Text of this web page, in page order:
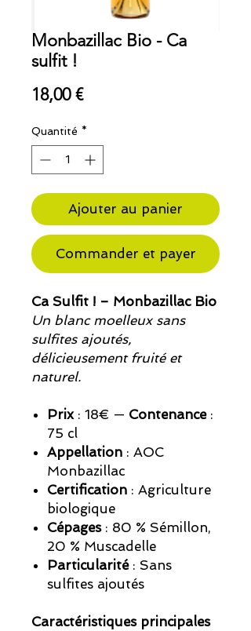
Monbazillac Bio - Ca
sulfit !
18,00 €Prix
Quantité *
Ajouter au panier
Commander et payer
Ca Sulfit ! – Monbazillac Bio
Un blanc moelleux sans
sulfites ajoutés,
délicieusement fruité et
naturel.
Prix: 18€ — Contenance:
75 cl
Appellation : AOC
Monbazillac
Certification : Agriculture
biologique
Cépages: 80 % Sémillon,
20 % Muscadelle
Particularité: Sans
sulfites ajoutés
Caractéristiques principales